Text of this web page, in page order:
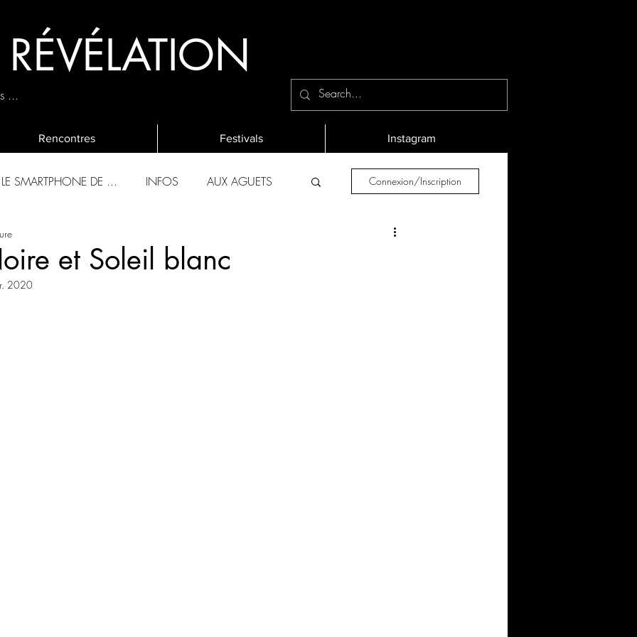
...
Rencontres Festivals Instagram
SMARTPHONE DE ... INFOS AUX AGUETS
2019
Connexion/Inscription
et Soleil blanc
2020